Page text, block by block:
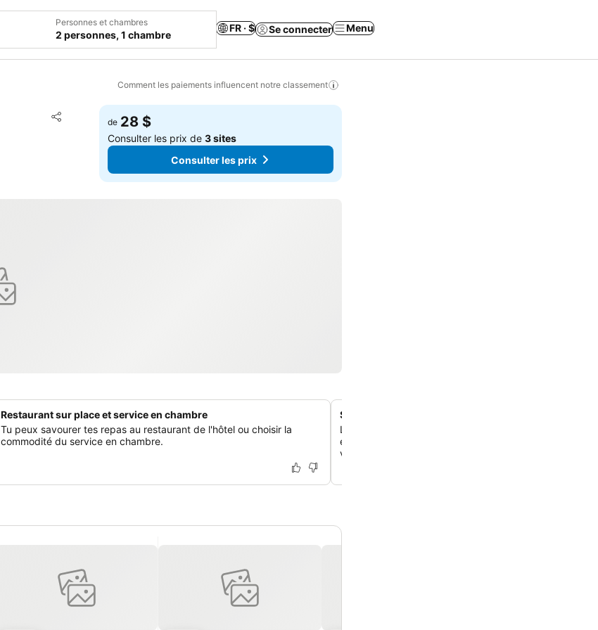
Personnes et chambres
2 personnes, 1 chambre
FR · $ Se connecter Menu
Comment les paiements influencent notre classement
Partager
Ajouter à mes favoris
de 28 $
Consulter les prix de3 sites
Consulter les prix
Restaurant sur place et service en chambre
Tu peux savourer tes repas au restaurant de l'hôtel ou choisir la
commodité du service en chambre.
Salle de bal polyvalente pour événements
L'hôtel propose une salle de bal spacieuse, parfaite
événements, et tu peux aussi profiter d'une assistance
visites et les billets.